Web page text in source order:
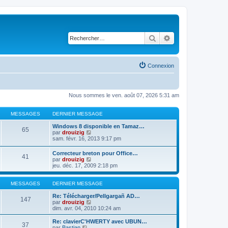
Rechercher
Connexion
Nous sommes le ven. août 07, 2026 5:31 am
MESSAGES DERNIER MESSAGE
65
Windows 8 disponible en Tamaz…
par drouizig
o
u
l
t
e
r
l
d
e
r
n
i
sam. févr. 16, 2013 9:17 pm
41
Correcteur breton pour Office…
par drouizig
o
n
s
u
l
t
r
l
e
jeu. déc. 17, 2009 2:18 pm
MESSAGES DERNIER MESSAGE
147
Re: Télécharger/Pellgargañ AD…
par drouizig
o
n
s
dim. avr. 04, 2010 10:24 am
37
Re: clavierC'HWERTY avec UBUN…